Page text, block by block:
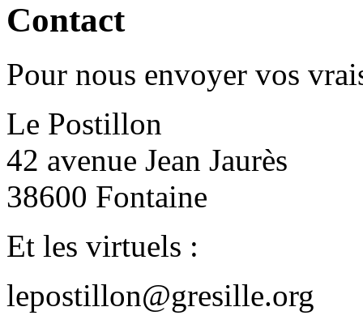
Contact
Pour nous envoyer vos
Le Postillon
42 avenue Jean Jaurès
38600 Fontaine
Et les virtuels :
lepostillon@gresille.org